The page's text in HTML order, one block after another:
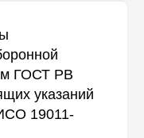
ГОСТ РВ
указаний
19011-